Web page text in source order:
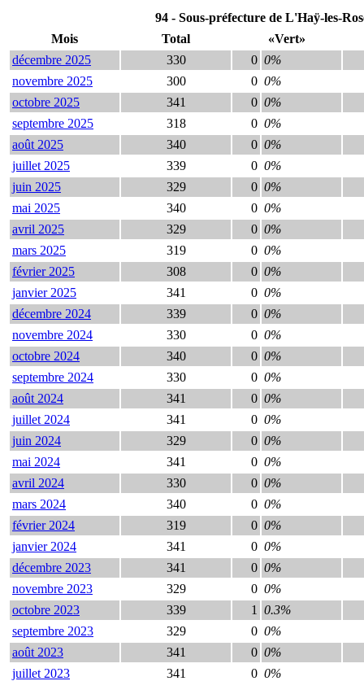
94 - Sous-préfecture de L'Haÿ-les-
Mois
Total
«Vert»
décembre 2025
330 0 0%
novembre 2025
300 0 0%
octobre 2025
341 0 0%
septembre 2025
318 0 0%
août 2025
340 0 0%
juillet 2025
339 0 0%
juin 2025
329 0 0%
mai 2025
340 0 0%
avril 2025
329 0 0%
mars 2025
319 0 0%
février 2025
308 0 0%
janvier 2025
341 0 0%
décembre 2024
339 0 0%
novembre 2024
330 0 0%
octobre 2024
340 0 0%
septembre 2024
330 0 0%
août 2024
341 0 0%
juillet 2024
341 0 0%
juin 2024
329 0 0%
mai 2024
341 0 0%
avril 2024
330 0 0%
mars 2024
340 0 0%
février 2024
319 0 0%
janvier 2024
341 0 0%
décembre 2023
341 0 0%
novembre 2023
329 0 0%
octobre 2023
339 1
0.3%
septembre 2023
329 0 0%
août 2023
341 0 0%
juillet 2023
341 0 0%